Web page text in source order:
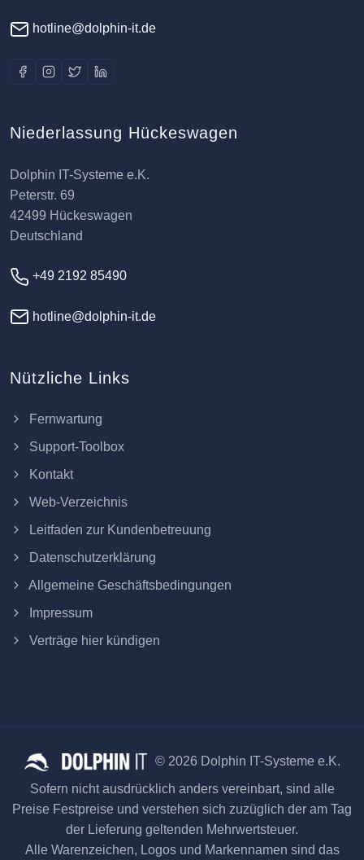
hotline@dolphin-it.de
Niederlassung Hückeswagen
Dolphin IT-Systeme e.K.
Peterstr. 69
42499 Hückeswagen
Deutschland
+49 2192 85490
hotline@dolphin-it.de
Nützliche Links
Fernwartung
Support-Toolbox
Kontakt
Web-Verzeichnis
Leitfaden zur Kundenbetreuung
Datenschutzerklärung
Allgemeine Geschäftsbedingungen
Impressum
Verträge hier kündigen
© 2026 Dolphin IT-Systeme e.K.
Sofern nicht ausdrücklich anders vereinbart, sind alle
Preise Festpreise und verstehen sich zuzüglich der am Tag
der Lieferung geltenden Mehrwertsteuer.
Alle Warenzeichen, Logos und Markennamen sind das